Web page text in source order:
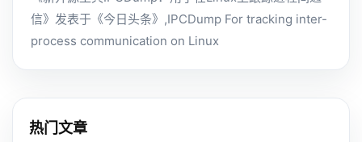
信》发表于《今日头条》,IPCDump For tracking inter-
process communication on Linux
热门文章